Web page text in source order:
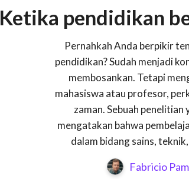
Ketika pendidikan
Pernahkah Anda berpikir
pendidikan? Sudah menjadi
membosankan. Tetapi
mahasiswa atau profesor,
zaman. Sebuah
mengatakan bahwa
dalam bidang sains,
Fabricio